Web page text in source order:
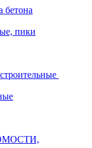
бетона
пики